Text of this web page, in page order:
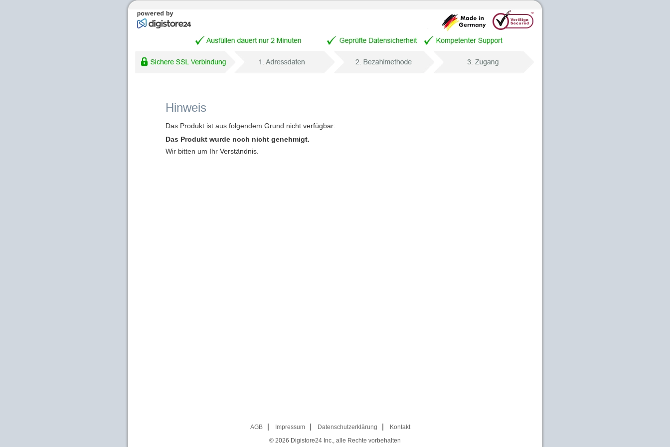
Hinweis
Das Produkt ist aus folgendem Grund nicht verfügbar:
Das Produkt wurde noch nicht genehmigt.
Wir bitten um Ihr Verständnis.
AGB Impressum Datenschutzerklärung
Kontakt
© 2026 Digistore24 Inc., alle Rechte vorbehalten